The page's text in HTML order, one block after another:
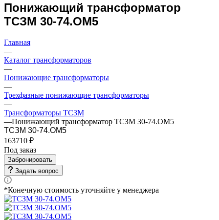
Понижающий трансформатор
ТСЗМ 30-74.ОМ5
Главная
—
Каталог трансформаторов
—
Понижающие трансформаторы
—
Трехфазные понижающие трансформаторы
—
Трансформаторы ТСЗМ
—Понижающий трансформатор ТСЗМ 30-74.ОМ5
ТСЗМ 30-74.ОМ5
163710 ₽
Под заказ
Забронировать
Задать вопрос
*Конечную стоимость уточняйте у менеджера